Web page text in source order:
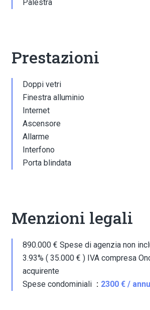
Palestra
Prestazioni
Doppi vetri
Finestra alluminio
Internet
Ascensore
Allarme
Interfono
Porta blindata
Menzioni legali
890.000 € Spese di agenzia non
3.93% ( 35.000 € ) IVA compresa
acquirente
Spese condominiali
2300 € /